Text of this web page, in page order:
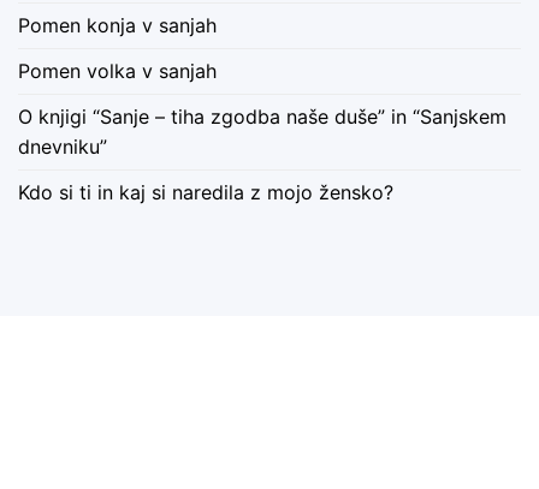
Pomen konja v sanjah
Pomen volka v sanjah
O knjigi “Sanje – tiha zgodba naše duše” in “Sanjskem
dnevniku”
Kdo si ti in kaj si naredila z mojo žensko?